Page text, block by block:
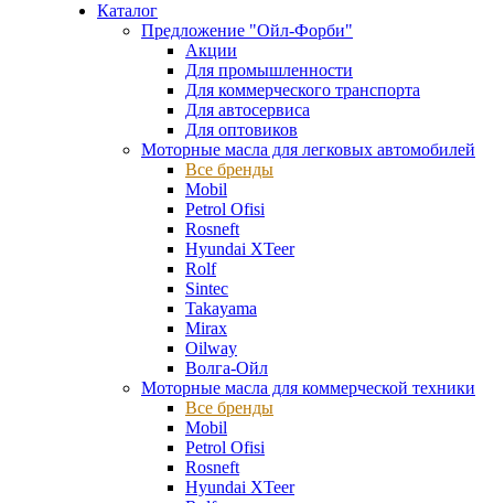
Каталог
Предложение "Ойл-Форби"
Акции
Для промышленности
Для коммерческого транспорта
Для автосервиса
Для оптовиков
Моторные масла для легковых автомобилей
Все бренды
Mobil
Petrol Ofisi
Rosneft
Hyundai XTeer
Rolf
Sintec
Takayama
Mirax
Oilway
Волга-Ойл
Моторные масла для коммерческой техники
Все бренды
Mobil
Petrol Ofisi
Rosneft
Hyundai XTeer